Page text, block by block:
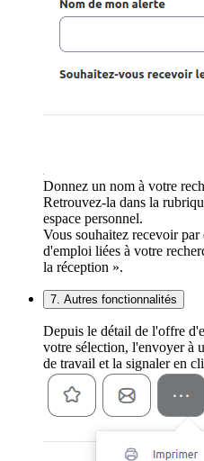
Donnez un nom à votre
Retrouvez-la dans la
espace personnel.
Vous souhaitez recevoir
d'emploi liées à votre
la réception ».
7. Autres fonctionnalités
Depuis le détail de l'offre
votre sélection, l'envoyer à
de travail et la signaler en